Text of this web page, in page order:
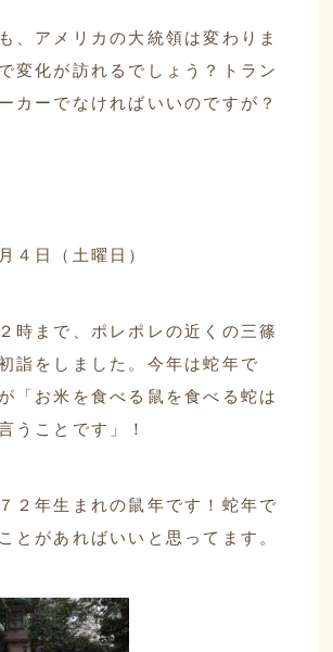
、アメリカの大統領は変わりま
変化が訪れるでしょう？トラン
カーでなければいいのですが？
４日（土曜日）
時まで、ポレポレの近くの三篠
詣をしました。今年は蛇年で
「お米を食べる鼠を食べる蛇は
うことです」！
２年生まれの鼠年です！蛇年で
とがあればいいと思ってます。